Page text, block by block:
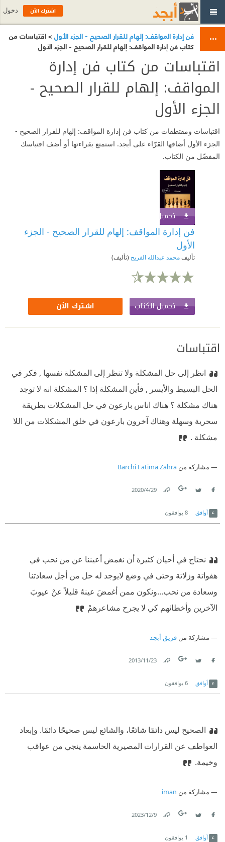
فن إدارة المواقف: إلهام للقرار الصحيح - الجزء الأول> اقتباسات من
كتاب فن إدارة المواقف: إلهام للقرار الصحيح - الجزء الأول
اقتباسات من كتاب فن إدارة
المواقف: إلهام للقرار الصحيح -
الجزء الأول
اقتباسات ومقتطفات من كتاب فن إدارة المواقف: إلهام للقرار الصحيح -
الجزء الأول أضافها القرّاء على أبجد. استمتع بقراءتها أو أضف اقتباسك
المفضّل من الكتاب.
تحميل الكتاب
فن إدارة المواقف: إلهام للقرار الصحيح - الجزء
الأول
تأليفمحمد عبدالله الفريح (تأليف)
تحميل الكتاب اشترك الآن
اقتباسات
انظر إلى حل المشكلة ولا تنظر إلى المشكلة نفسها , فكر في
الحل البسيط والأيسر , فأين المشكلة إذا ؟ المشكلة انه لا توجد
هناك مشكلة ؟ هناك اناس بارعون في حل المشكلات بطريقة
سحرية وسهلة وهناك آخرون بارعون في خلق المشكلات من اللا
مشكلة .
مشاركة من Barchi Fatima Zahra
29‏/4‏/2020
أوافق 8 يوافقون
نحتاج في أحيان كثيرة أن نغمض أعيننا عن من نحب في
هفواتة وزلاتة وحتى في وضع لايوجد له حل من أجل سعادتنا
وسعادة من نحب...ونكون ممن أغمضَ عينهُ قليلاً عنْ عيوبَ
الآخرين وأخطائهم كي لا يجرح مشاعرهمْ
مشاركة من فريق أبجد
23‏/11‏/2013
أوافق 6 يوافقون
الصحيح ليس دائمًا شائعًا، والشائع ليس صحيحًا دائمًا. وإبعاد
العواطف عن القرارات المصيرية الحاسمة ينجي من عواقب
وخيمة.
مشاركة من iman
9‏/12‏/2023
أوافق 1 يوافقون
اشترك الآن دخول